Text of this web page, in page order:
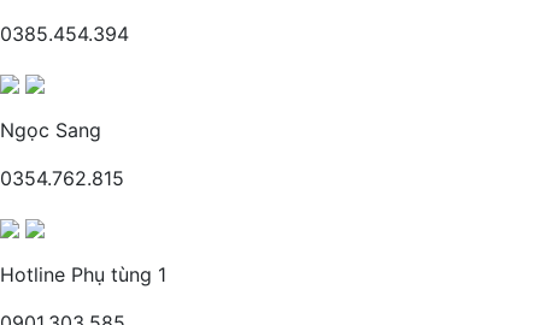
0385.454.394
Ngọc Sang
0354.762.815
Hotline Phụ tùng 1